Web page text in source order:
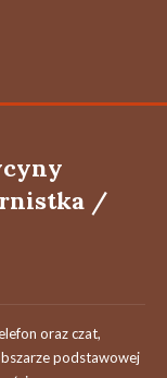
/
oraz czat,
podstawowej